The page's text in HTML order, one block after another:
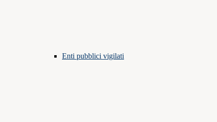
Enti pubblici vigilati